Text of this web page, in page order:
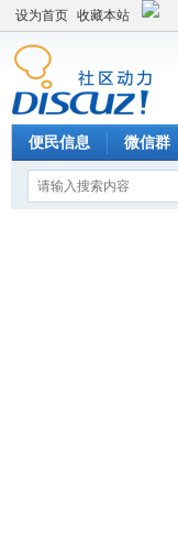
设为首页 收藏本站
便民信息 微信群